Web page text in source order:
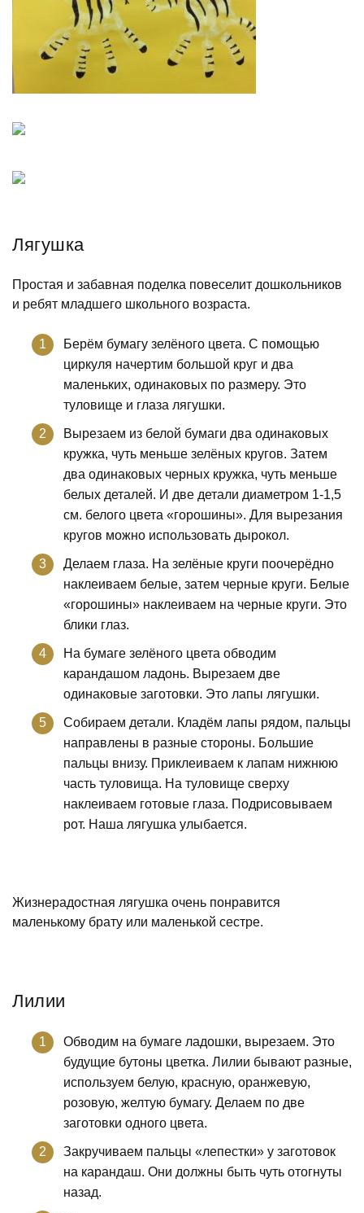
Лягушка
Простая и забавная поделка повеселит дошкольников
и ребят младшего школьного возраста.
Берём бумагу зелёного цвета. С помощью
циркуля начертим большой круг и два
маленьких, одинаковых по размеру. Это
туловище и глаза лягушки.
Вырезаем из белой бумаги два одинаковых
кружка, чуть меньше зелёных кругов. Затем
два одинаковых черных кружка, чуть меньше
белых деталей. И две детали диаметром 1-1,5
см. белого цвета «горошины». Для вырезания
кругов можно использовать дырокол.
Делаем глаза. На зелёные круги поочерёдно
наклеиваем белые, затем черные круги. Белые
«горошины» наклеиваем на черные круги. Это
блики глаз.
На бумаге зелёного цвета обводим
карандашом ладонь. Вырезаем две
одинаковые заготовки. Это лапы лягушки.
Собираем детали. Кладём лапы рядом, пальцы
направлены в разные стороны. Большие
пальцы внизу. Приклеиваем к лапам нижнюю
часть туловища. На туловище сверху
наклеиваем готовые глаза. Подрисовываем
рот. Наша лягушка улыбается.
Жизнерадостная лягушка очень понравится
маленькому брату или маленькой сестре.
Лилии
Обводим на бумаге ладошки, вырезаем. Это
будущие бутоны цветка. Лилии бывают разные,
используем белую, красную, оранжевую,
розовую, желтую бумагу. Делаем по две
заготовки одного цвета.
Закручиваем пальцы «лепестки» у заготовок
на карандаш. Они должны быть чуть отогнуты
назад.